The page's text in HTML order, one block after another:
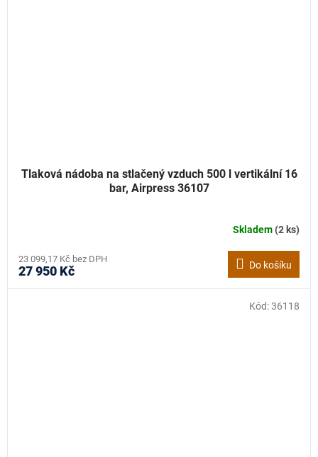
Tlaková nádoba na stlačený vzduch 500 l vertikální 16
bar, Airpress 36107
Skladem(2 ks)
23 099,17 Kč bez DPH
27 950 Kč Do košíku
Kód:36118